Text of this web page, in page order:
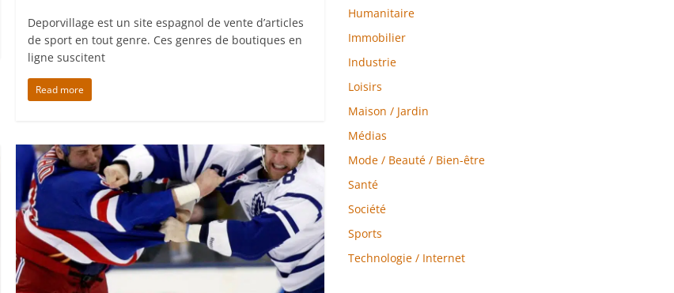
Deporvillage est un site espagnol de vente d’articles
de sport en tout genre. Ces genres de boutiques en
ligne suscitent
Read more
Humanitaire
Immobilier
Industrie
Loisirs
Maison / Jardin
Médias
Mode / Beauté / Bien-être
Santé
Société
Sports
Technologie / Internet